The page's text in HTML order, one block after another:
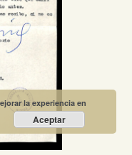
la experiencia en
Aceptar